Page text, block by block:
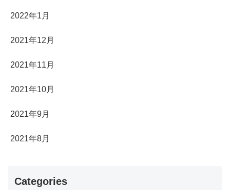
2022年1月
2021年12月
2021年11月
2021年10月
2021年9月
2021年8月
Categories